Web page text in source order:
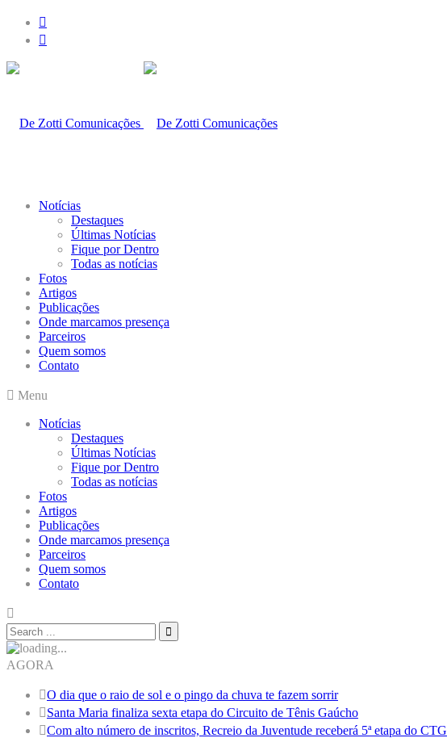
Notícias
Destaques
Últimas Notícias
Fique por Dentro
Todas as notícias
Fotos
Artigos
Publicações
Onde marcamos presença
Parceiros
Quem somos
Contato
Menu
Notícias
Destaques
Últimas Notícias
Fique por Dentro
Todas as notícias
Fotos
Artigos
Publicações
Onde marcamos presença
Parceiros
Quem somos
Contato
AGORA
O dia que o raio de sol e o pingo da chuva te fazem sorrir
Santa Maria finaliza sexta etapa do Circuito de Tênis Gaúcho
Com alto número de inscritos, Recreio da Juventude receberá 5ª etapa do CTG